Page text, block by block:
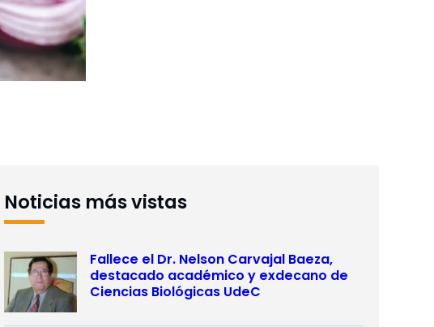
Noticias más vistas
Fallece el Dr. Nelson Carvajal Baeza,
destacado académico y exdecano de
Ciencias Biológicas UdeC